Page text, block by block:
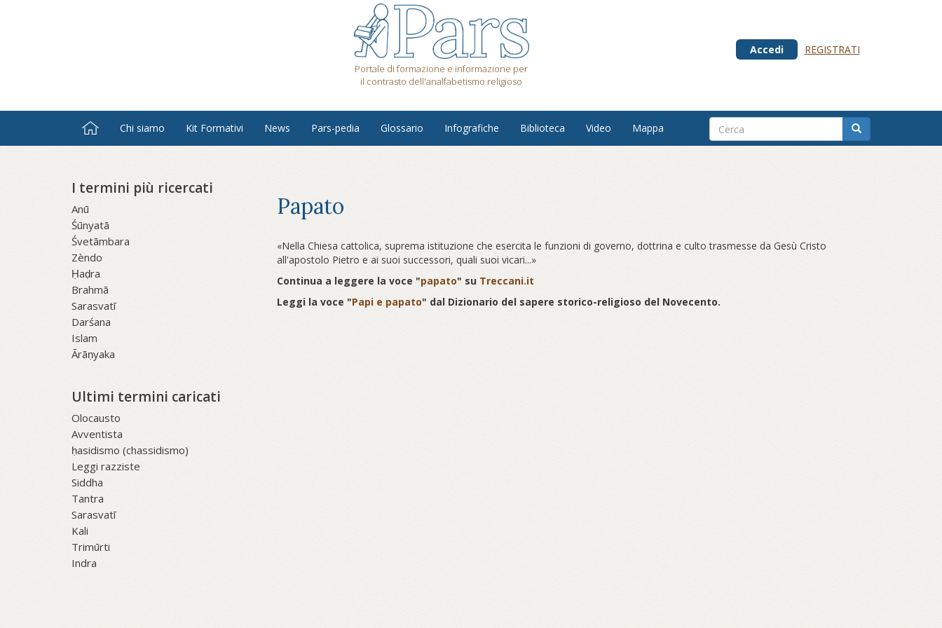
Portale di formazione e informazione per
il contrasto dell'analfabetismo religioso
Accedi REGISTRATI
Chi siamo Kit Formativi News Pars-pedia Glossario Infografiche Biblioteca Video Mappa
I termini più ricercati
Anū
Śūnyatā
Śvetāmbara
Zèndo
Ḥaḍra
Brahmā
Sarasvatī
Darśana
Islam
Ārāṇyaka
Ultimi termini caricati
Olocausto
Avventista
ḥasidismo (chassidismo)
Leggi razziste
Siddha
Tantra
Sarasvatī
Kali
Trimūrti
Indra
Papato
«Nella Chiesa cattolica, suprema istituzione che esercita le funzioni di governo, dottrina e culto trasmesse da Gesù Cristo
all'apostolo Pietro e ai suoi successori, quali suoi vicari...»
Continua a leggere la voce "papato" su Treccani.it
Leggi la voce "Papi e papato" dal Dizionario del sapere storico-religioso del Novecento.